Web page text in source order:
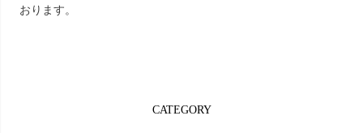
おります。
CATEGORY